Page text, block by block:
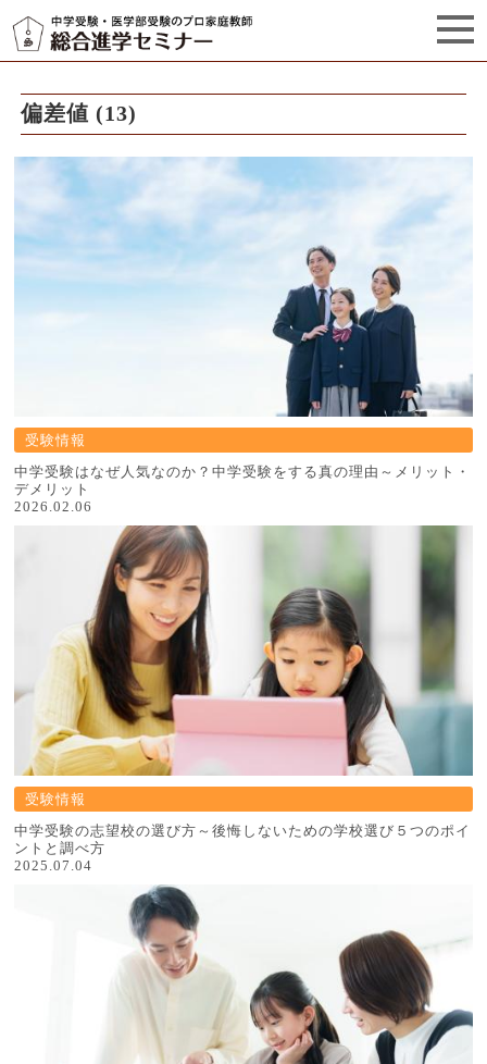
セミナーからのお知らせ（5）
偏差値 (13)
受験情報
中学受験はなぜ人気なのか？中学受験をする真の理由～メリット・
デメリット
2026.02.06
受験情報
中学受験の志望校の選び方～後悔しないための学校選び５つのポイ
ントと調べ方
2025.07.04